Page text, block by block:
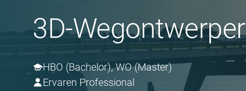
3D-Wegontwerper
HBO (Bachelor), WO (Master)
Ervaren Professional